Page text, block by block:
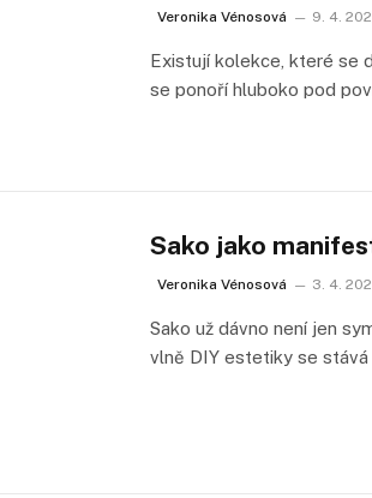
Veronika Vénosová 9. 4.
Existují kolekce, které se
se ponoří hluboko pod
Sako jako
Veronika Vénosová 3. 4.
Sako už dávno není jen
vlně DIY estetiky se